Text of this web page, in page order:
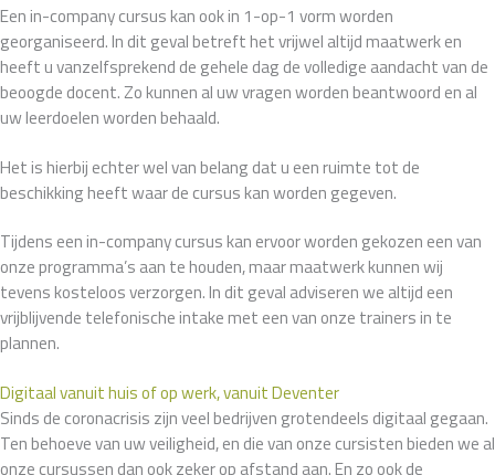
Een in-company cursus kan ook in 1-op-1 vorm worden
georganiseerd. In dit geval betreft het vrijwel altijd maatwerk en
heeft u vanzelfsprekend de gehele dag de volledige aandacht van de
beoogde docent. Zo kunnen al uw vragen worden beantwoord en al
uw leerdoelen worden behaald.
Het is hierbij echter wel van belang dat u een ruimte tot de
beschikking heeft waar de cursus kan worden gegeven.
Tijdens een in-company cursus kan ervoor worden gekozen een van
onze programma’s aan te houden, maar maatwerk kunnen wij
tevens kosteloos verzorgen. In dit geval adviseren we altijd een
vrijblijvende telefonische intake met een van onze trainers in te
plannen.
Digitaal vanuit huis of op werk, vanuit Deventer
Sinds de coronacrisis zijn veel bedrijven grotendeels digitaal gegaan.
Ten behoeve van uw veiligheid, en die van onze cursisten bieden we al
onze cursussen dan ook zeker op afstand aan. En zo ook de